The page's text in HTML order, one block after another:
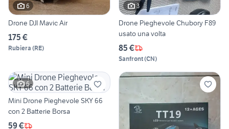
6
Drone DJI Mavic Air
175 €
Rubiera (RE)
3
Drone Pieghevole Chubory F89
usato una volta
85 €
Sanfront(CN)
6
Mini Drone Pieghevole SKY 66
con 2 Batterie Borsa
59 €